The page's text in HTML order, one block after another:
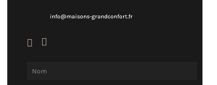
info@maisons-grandconfort.fr
 